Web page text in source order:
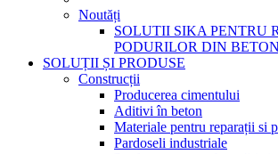
Noutăți
SOLUTII SIKA PENTRU
PODURILOR DIN BETON
SOLUȚII ȘI PRODUSE
Construcții
Producerea cimentului
Aditivi în beton
Materiale pentru reparații si
Pardoseli industriale